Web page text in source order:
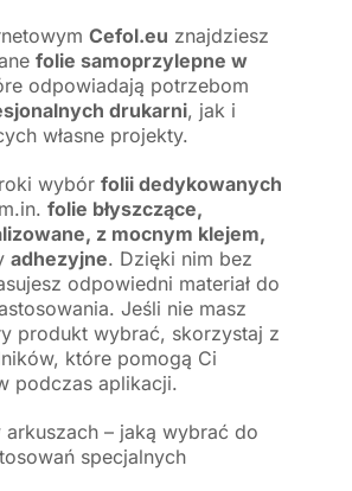
Cefol.eu znajdziesz
folie samoprzylepne w
odpowiadają potrzebom
drukarni, jak i
własne projekty.
wybór folii dedykowanych
folie błyszczące,
z mocnym klejem,
adhezyjne. Dzięki nim bez
odpowiedni materiał do
Jeśli nie masz
produkt wybrać, skorzystaj z
które pomogą Ci
podczas aplikacji.
– jaką wybrać do
specjalnych